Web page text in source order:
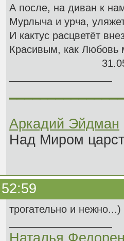
А после, на диван к
Мурлыча и урча,
И кактус расцветёт
Красивым, как Любовь
Аркадий Эйдман
Над Миром
трогательно и нежно...)
Наталья